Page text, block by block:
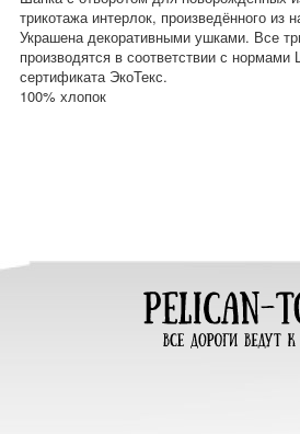
трикотажа интерлок, произведённого из
Украшена декоративными ушками. Все
производятся в соответствии с нормами
сертификата ЭкоТекс.
100% хлопок